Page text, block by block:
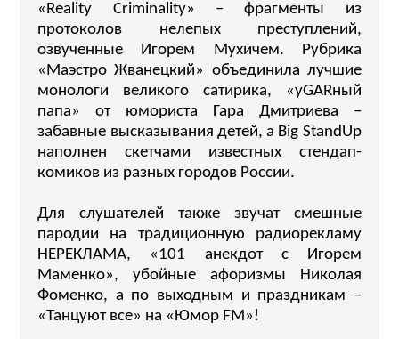
«Reality Criminality» – фрагменты из
протоколов нелепых преступлений,
озвученные Игорем Мухичем. Рубрика
«Маэстро Жванецкий» объединила лучшие
монологи великого сатирика, «уGARный
папа» от юмориста Гара Дмитриева –
забавные высказывания детей, а Big StandUp
наполнен скетчами известных стендап-
комиков из разных городов России.
Для слушателей также звучат смешные
пародии на традиционную радиорекламу
НЕРЕКЛАМА, «101 анекдот с Игорем
Маменко», убойные афоризмы Николая
Фоменко, а по выходным и праздникам –
«Танцуют все» на «Юмор FM»!